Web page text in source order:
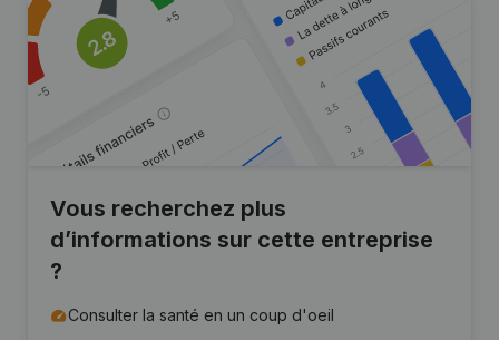
Vous recherchez plus
d’informations sur cette entreprise
?
Consulter la santé en un coup d'oeil